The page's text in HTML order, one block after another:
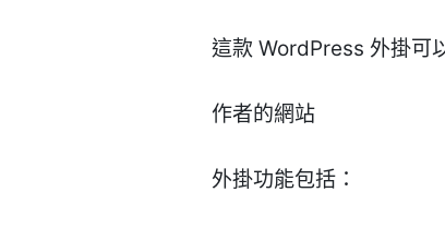
這款 WordPress 外掛可
作者的網站
外掛功能包括：